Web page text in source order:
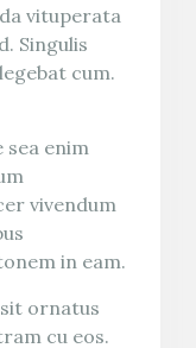
vituperata
Singulis
cum.
sea enim
vivendum
in eam.
ornatus
cu eos.